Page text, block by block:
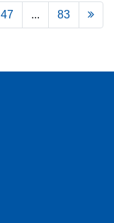
47 ... 83